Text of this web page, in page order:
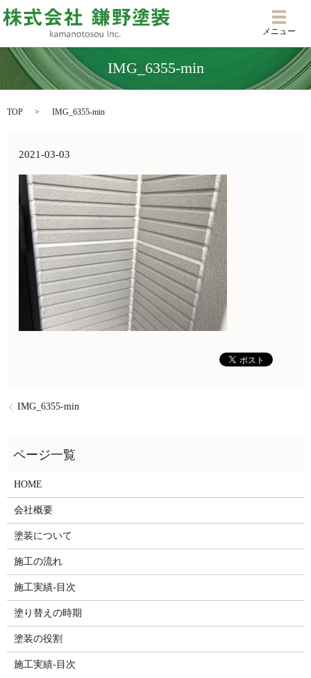
メニ
メニュー
IMG_6355-min
TOP IMG_6355-min
2021-03-03
IMG_6355-min
HOME
会社概要
塗装について
施工の流れ
施工実績-目次
塗り替えの時期
塗装の役割
施工実績-目次